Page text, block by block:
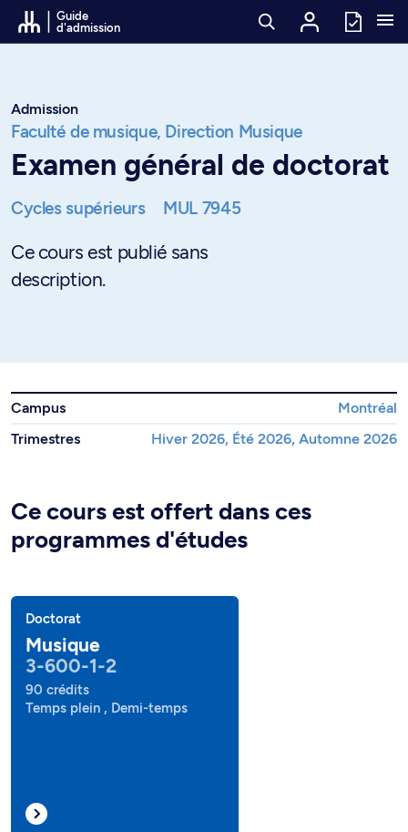
Passer au contenu
Guide
d'admission
Admission
Faculté de musique, Direction Musique
Examen général de doctorat
Cycles supérieurs MUL 7945
Ce cours est publié sans
description.
Campus
Montréal
Trimestres
Hiver 2026, Été 2026, Automne 2026
Ce cours est offert dans ces
programmes d'études
Doctorat
Musique
3-600-1-2
90 crédits
Temps plein , Demi-temps